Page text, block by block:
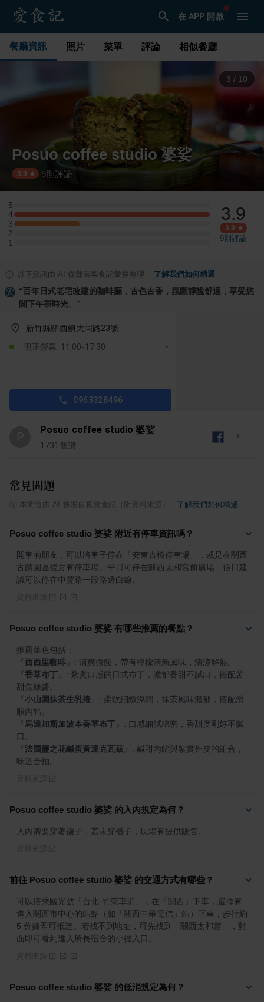
在 APP 開啟
餐廳資訊 照片 菜單 評論 相似餐廳
3 / 10
Posuo coffee studio 婆娑
3.9 ·9則評論
5
5 星：0 則評論
4
4 星：3 則評論
3
3 星：1 則評論
2
2 星：0 則評論
1
1 星：0 則評論
3.9
3.9
9則評論
以下資訊由 AI 從部落客食記彙整整理 了解我們如何精選
“百年日式老宅改建的咖啡廳，古色古香，氛圍靜謐舒適，享受悠
閒下午茶時光。 ”
新竹縣關西鎮大同路23號
現正營業: 11:00-17:30
0963328496
Posuo coffee studio 婆娑
1731 個讚
常見問題
本問答由 AI 整理自真實食記（附資料來源） 了解我們如何精選
Posuo coffee studio 婆娑 附近有停車資訊嗎？
開車的朋友，可以將車子停在「安東古橋停車場」，或是在關西
古蹟園區後方有停車場。平日可停在關西太和宮前廣場，假日建
議可以停在中豐路一段路邊白線。
Posuo coffee studio 婆娑 有哪些推薦的餐點？
西西里咖啡
香草布丁
: 紮實口感的日式布丁，濃郁香甜不膩口，搭配苦
小山園抹茶生乳捲
: 柔軟細緻濕潤，抹茶風味濃郁，搭配滑
馬達加斯加波本香草布丁
: 口感細膩綿密，香甜度剛好不膩
法國鹽之花鹹蛋黃達克瓦茲
: 鹹甜內餡與紮實外皮的組合，
味道合拍。
Posuo coffee studio 婆娑 的入內規定為何？
入內需要穿著襪子，若未穿襪子，現場有提供販售。
前往 Posuo coffee studio 婆娑 的交通方式有哪些？
可以搭乘國光號「台北-竹東車班」，在「關西」下車，選擇有
進入關西市中心的站點（如「關西中華電信」站）下車，步行約
5 分鐘即可抵達。若找不到地址，可先找到「關西太和宮」，對
面即可看到進入所長宿舍的小徑入口。
Posuo coffee studio 婆娑 的低消規定為何？